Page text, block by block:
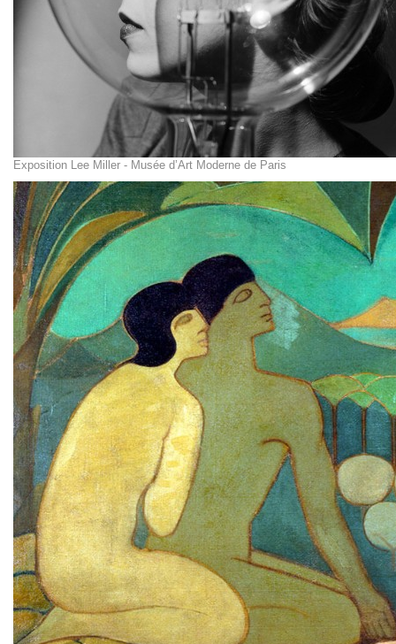
Exposition Lee Miller - Musée d’Art Moderne de Paris